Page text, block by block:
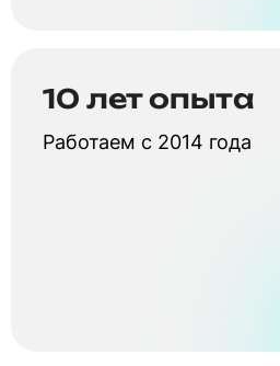
10 лет опыта
Работаем с 2014 года